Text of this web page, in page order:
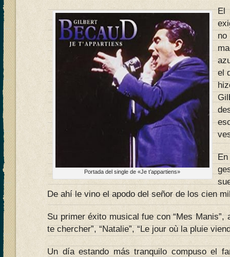
Portada del single de «Je t’appartiens»
El
no
el
De ahí le vino el apodo del señor de los cien
Su primer éxito musical fue con “Mes Manis”,
te chercher”, “Natalie”, “Le jour où la pluie
Un día estando más tranquilo compuso el